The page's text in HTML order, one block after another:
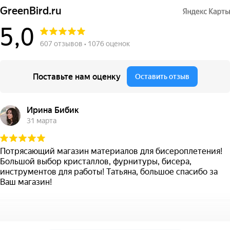
GreenBird.ru
5,0 607 отзывов • 1076 оценок
Поставьте нам оценку Оставить отзыв
Ирина Бибик
31 марта
Потрясающий магазин материалов для бисероплетения!
Большой выбор кристаллов, фурнитуры, бисера,
инструментов для работы! Татьяна, большое спасибо за
Ваш магазин!